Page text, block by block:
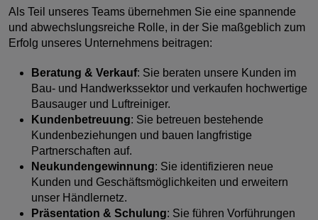
Als Teil unseres Teams übernehmen Sie eine spannende
und abwechslungsreiche Rolle, in der Sie maßgeblich zum
Erfolg unseres Unternehmens beitragen:
Beratung & Verkauf: Sie beraten unsere Kunden im
Bau- und Handwerkssektor und verkaufen hochwertige
Bausauger und Luftreiniger.
Kundenbetreuung: Sie betreuen bestehende
Kundenbeziehungen und bauen langfristige
Partnerschaften auf.
Neukundengewinnung: Sie identifizieren neue
Kunden und Geschäftsmöglichkeiten und erweitern
unser Händlernetz.
Präsentation & Schulung: Sie führen Vorführungen